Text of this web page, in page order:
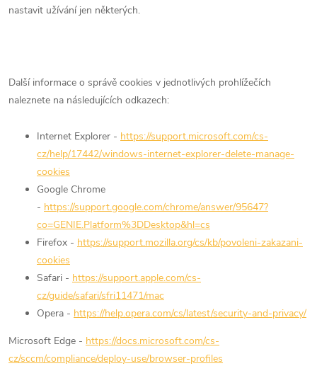
nastavit užívání jen některých.
Další informace o správě cookies v jednotlivých prohlížečích
naleznete na následujících odkazech:
Internet Explorer - https://support.microsoft.com/cs-
cz/help/17442/windows-internet-explorer-delete-manage-
cookies
Google Chrome
- https://support.google.com/chrome/answer/95647?
co=GENIE.Platform%3DDesktop&hl=cs
Firefox - https://support.mozilla.org/cs/kb/povoleni-zakazani-
cookies
Safari - https://support.apple.com/cs-
cz/guide/safari/sfri11471/mac
Opera - https://help.opera.com/cs/latest/security-and-privacy/
Microsoft Edge - https://docs.microsoft.com/cs-
cz/sccm/compliance/deploy-use/browser-profiles